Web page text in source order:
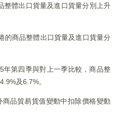
整體出口貨量及進口貨量分別上升
的商品整體出口貨量及進口貨量分
年第四季與對上一季比較，商品整
及6.7%。
品貿易貨值變動中扣除價格變動